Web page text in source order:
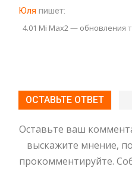
Юля пишет:
4.01 Мi Max2 — обновления
ОСТАВЬТЕ ОТВЕТ
Оставьте ваш
выскажите мнение,
прокомментируйте.